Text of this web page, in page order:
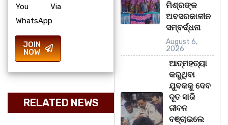
You Via
WhatsApp
JOIN
NOW
RELATED NEWS
ମିଶ୍ରଙ୍କ
ଅବସରକାଳୀନ
ସମ୍ବର୍ଦ୍ଧନା
August 6,
2026
ଆତ୍ମହତ୍ୟା
କରୁଥିବା
ଯୁବକକୁ ଦେବ
ଦୂତ ସାଜି
ଜୀବନ
ବଞ୍ଚାଇଲେ